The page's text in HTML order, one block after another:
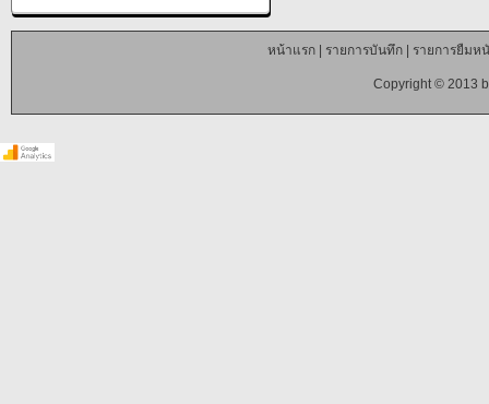
หน้าแรก| รายการบันทึก| รายการยืมห
Copyright © 2013